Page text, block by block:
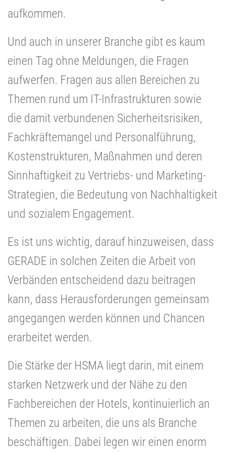
aufkommen.
Und auch in unserer Branche gibt es kaum
einen Tag ohne Meldungen, die Fragen
aufwerfen. Fragen aus allen Bereichen zu
Themen rund um IT-Infrastrukturen sowie
die damit verbundenen Sicherheitsrisiken,
Fachkräftemangel und Personalführung,
Kostenstrukturen, Maßnahmen und deren
Sinnhaftigkeit zu Vertriebs- und Marketing-
Strategien, die Bedeutung von Nachhaltigkeit
und sozialem Engagement.
Es ist uns wichtig, darauf hinzuweisen, dass
GERADE in solchen Zeiten die Arbeit von
Verbänden entscheidend dazu beitragen
kann, dass Herausforderungen gemeinsam
angegangen werden können und Chancen
erarbeitet werden.
Die Stärke der HSMA liegt darin, mit einem
starken Netzwerk und der Nähe zu den
Fachbereichen der Hotels, kontinuierlich an
Themen zu arbeiten, die uns als Branche
beschäftigen. Dabei legen wir einen enorm